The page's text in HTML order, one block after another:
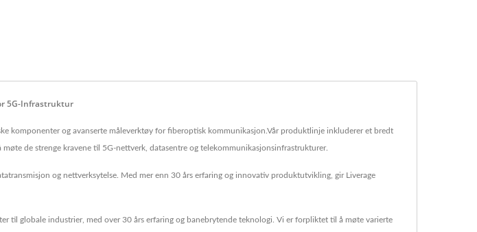
5G-Infrastruktur
komponenter og avanserte måleverktøy for fiberoptisk kommunikasjon.Vår produktlinje inkluderer et bredt
de strenge kravene til 5G-nettverk, datasentre og telekommunikasjonsinfrastrukturer.
og nettverksytelse. Med mer enn 30 års erfaring og innovativ produktutvikling, gir Liverage
til globale industrier, med over 30 års erfaring og banebrytende teknologi. Vi er forpliktet til å møte varierte